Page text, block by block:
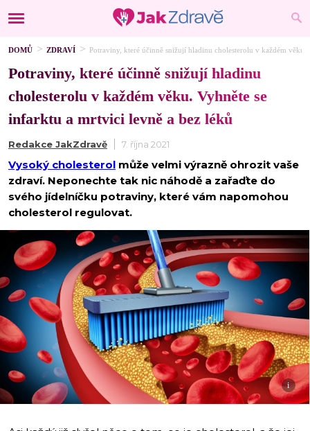
DOMŮ ZDRAVÍ Potraviny, které účinně snižují hladinu cholesterolu v každém
Potraviny, které účinně snižují hladinu
cholesterolu v každém věku. Vyhněte se
infarktu a mrtvici levně a bez léků
Redakce JakZdravě 7. října 2021
Vysoký cholesterol může velmi výrazně ohrozit vaše
zdraví. Neponechte tak nic náhodě a zařaďte do
svého jídelníčku potraviny, které vám napomohou
cholesterol regulovat.
i